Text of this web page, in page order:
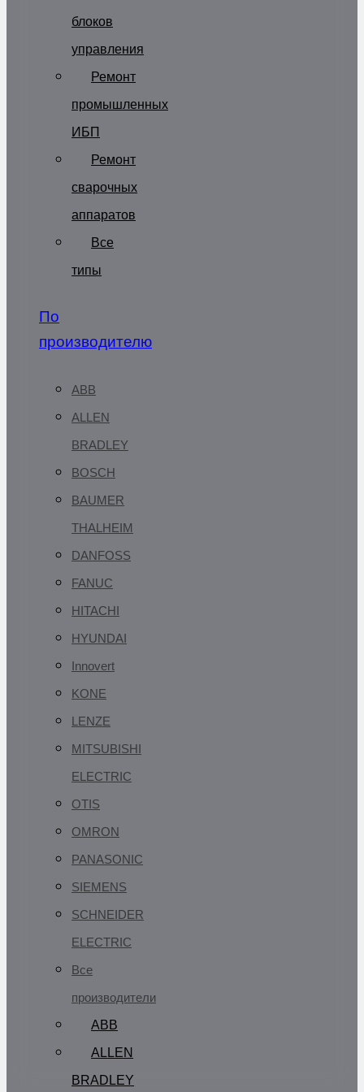
блоков
управления
Ремонт
промышленных
ИБП
Ремонт
сварочных
аппаратов
Все
типы
По
производителю
ABB
ALLEN
BRADLEY
BOSCH
BAUMER
THALHEIM
DANFOSS
FANUC
HITACHI
HYUNDAI
Innovert
KONE
LENZE
MITSUBISHI
ELECTRIC
OTIS
OMRON
PANASONIC
SIEMENS
SCHNEIDER
ELECTRIC
Все
производители
ABB
ALLEN
BRADLEY